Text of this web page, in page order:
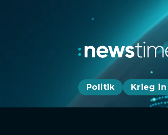
Politik Krieg in